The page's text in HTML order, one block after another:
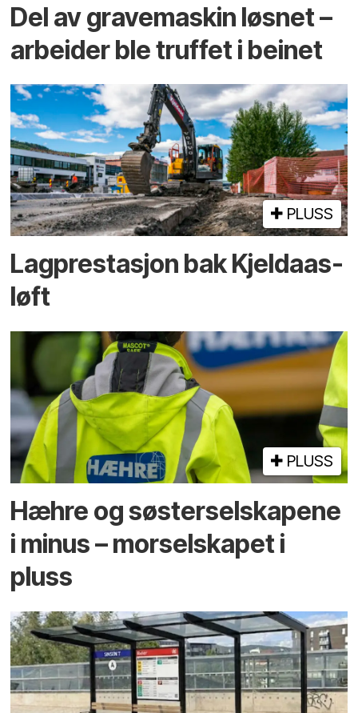
Del av grave­maskin løsnet –
arbeider ble truffet i beinet
PLUSS
Lagprestasjon bak Kjeldaas-
løft
PLUSS
Hæhre og søster­selskapene
i minus – mor­selskapet i
pluss